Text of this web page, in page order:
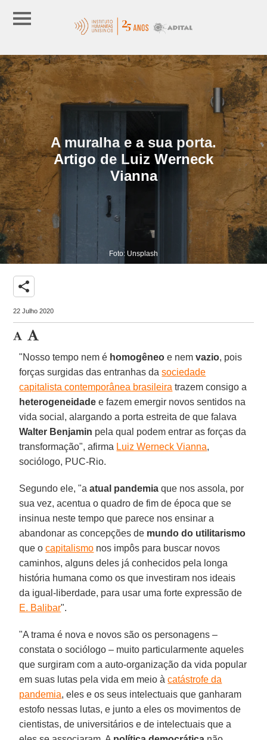
A muralha e a sua porta.
Artigo de Luiz Werneck
Vianna
Foto: Unsplash
share
22 Julho 2020
"Nosso tempo nem é homogêneo e nemvazio, pois
forças surgidas das entranhas dasociedade
capitalista contemporânea brasileira trazem consigo a
heterogeneidade e fazem emergir novos sentidos na
vida social, alargando a porta estreita de que falava
Walter Benjamin pela qual podem entrar as forças da
transformação", afirma Luiz Werneck Vianna,
sociólogo, PUC-Rio.
Segundo ele, "aatual pandemia que nos assola, por
sua vez, acentua o quadro de fim de época que se
insinua neste tempo que parece nos ensinar a
abandonar as concepções de mundo do utilitarismo
que ocapitalismo nos impôs para buscar novos
caminhos, alguns deles já conhecidos pela longa
história humana como os que investiram nos ideais
da igual-liberdade, para usar uma forte expressão de
E. Balibar".
"A trama é nova e novos são os personagens –
constata o sociólogo – muito particularmente aqueles
que surgiram com a auto-organização da vida popular
em suas lutas pela vida em meio àcatástrofe da
pandemia, eles e os seus intelectuais que ganharam
estofo nessas lutas, e junto a eles os movimentos de
cientistas, de universitários e de intelectuais que a